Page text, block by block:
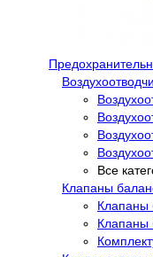
Все
Клапаны
Клапаны
Клапаны